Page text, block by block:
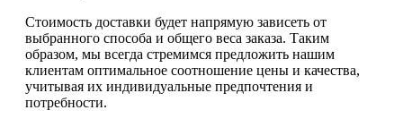
Стоимость доставки будет напрямую зависеть от
выбранного способа и общего веса заказа. Таким
образом, мы всегда стремимся предложить нашим
клиентам оптимальное соотношение цены и качества,
учитывая их индивидуальные предпочтения и
потребности.